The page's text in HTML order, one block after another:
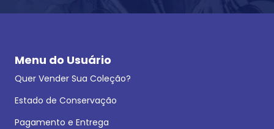
Menu do Usuário
Quer Vender Sua Coleção?
Estado de Conservação
Pagamento e Entrega